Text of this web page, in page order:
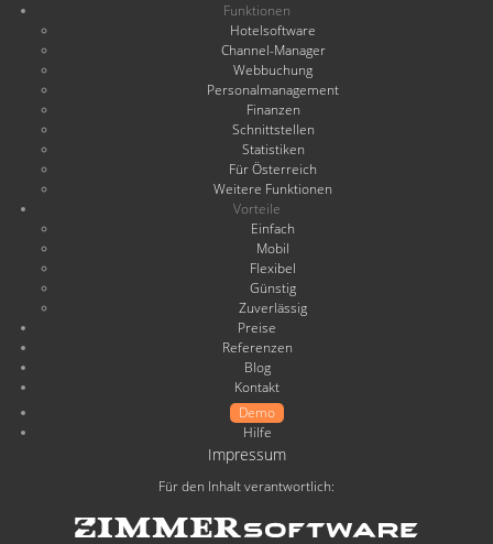
Funktionen
Hotelsoftware
Channel-Manager
Webbuchung
Personalmanagement
Finanzen
Schnittstellen
Statistiken
Für Österreich
Weitere Funktionen
Vorteile
Einfach
Mobil
Flexibel
Günstig
Zuverlässig
Preise
Referenzen
Blog
Kontakt
Demo
Hilfe
Impressum
Für den Inhalt verantwortlich: